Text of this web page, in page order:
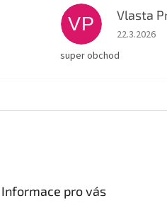
5 z 5 hvězdiček.VP Vlasta
Hodnocení
22.3.2026
super obchod
Informace pro vás